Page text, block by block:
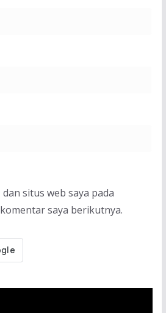
situs web saya pada
saya berikutnya.